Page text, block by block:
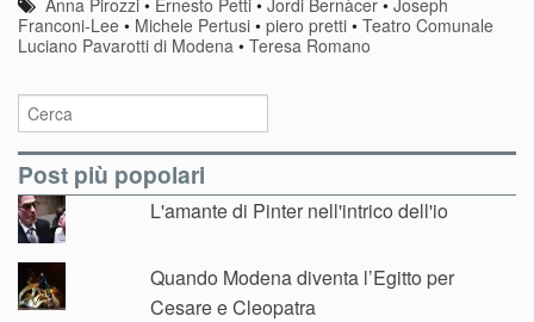
Franconi-Lee • Michele Pertusi • piero pretti • Teatro Comunale
Luciano Pavarotti di Modena • Teresa Romano
Post più popolari
L'amante di Pinter nell'intrico dell'io
Quando Modena diventa l’Egitto per
Cesare e Cleopatra